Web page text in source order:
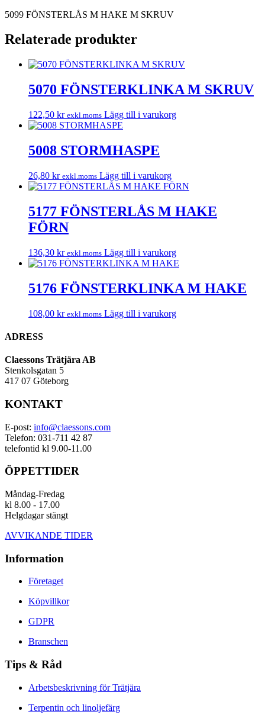
5099 FÖNSTERLÅS M HAKE M SKRUV
Relaterade produkter
5070 FÖNSTERKLINKA M SKRUV
122,50 kr exkl.moms Lägg till i varukorg
5008 STORMHASPE
26,80 kr exkl.moms Lägg till i varukorg
5177 FÖNSTERLÅS M HAKE
FÖRN
136,30 kr exkl.moms Lägg till i varukorg
5176 FÖNSTERKLINKA M HAKE
108,00 kr exkl.moms Lägg till i varukorg
ADRESS
Claessons Trätjära AB
Stenkolsgatan 5
417 07 Göteborg
KONTAKT
E-post: info@claessons.com
Telefon: 031-711 42 87
telefontid kl 9.00-11.00
ÖPPETTIDER
Måndag-Fredag
kl 8.00 - 17.00
Helgdagar stängt
AVVIKANDE TIDER
Information
Företaget
Köpvillkor
GDPR
Branschen
Tips & Råd
Arbetsbeskrivning för Trätjära
Terpentin och linoljefärg